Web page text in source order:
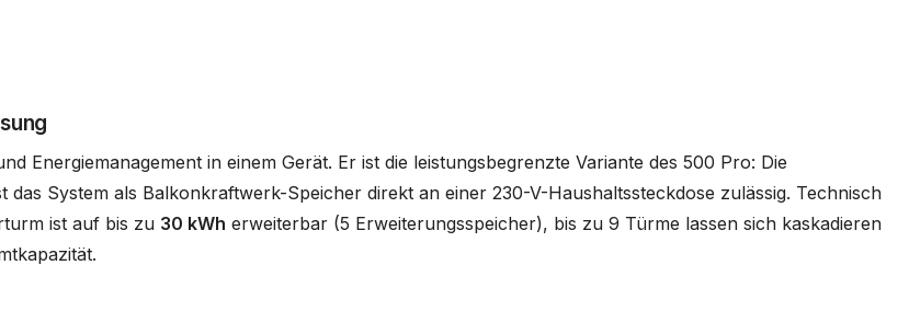
Energiemanagement in einem Gerät. Er ist die leistungsbegrenzte Variante des 500 Pro: Die
das System als Balkonkraftwerk-Speicher direkt an einer 230-V-Haushaltssteckdose zulässig. Technisch
ist auf bis zu 30 kWh erweiterbar (5 Erweiterungsspeicher), bis zu 9 Türme lassen sich kaskadieren